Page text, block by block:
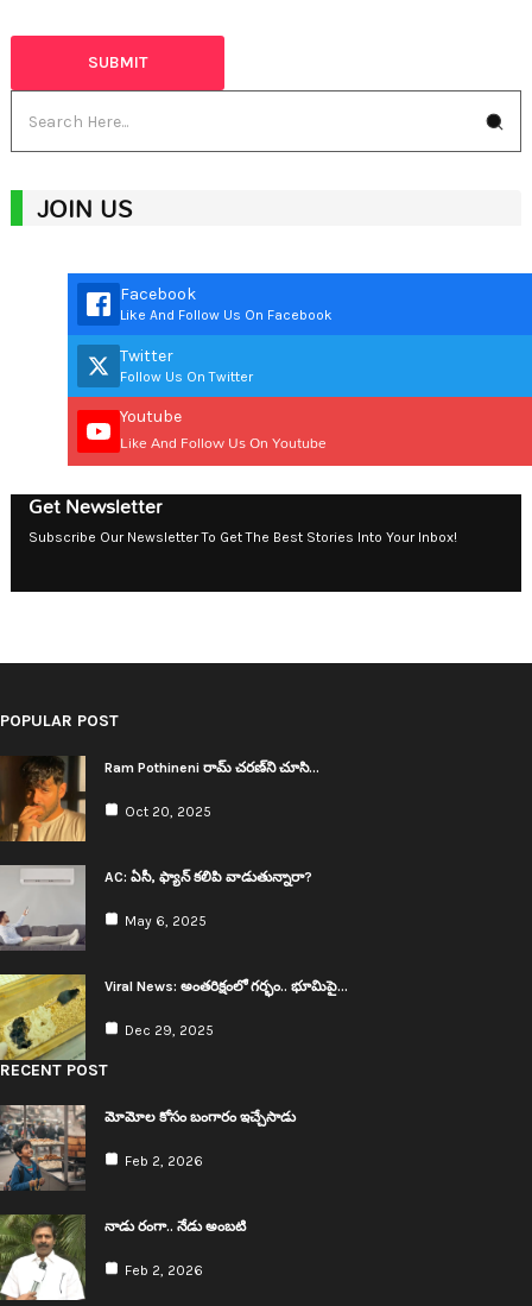
JOIN US
Facebook
Like And Follow Us On Facebook
Twitter
Follow Us On Twitter
Youtube
Like And Follow Us On Youtube
Get Newsletter
Subscribe Our Newsletter To Get The Best Stories Into Your Inbox!
POPULAR POST
Ram Pothineni రామ్ చ‌ర‌ణ్‌ని చూసి…
Oct 20, 2025
AC: ఏసీ, ఫ్యాన్ క‌లిపి వాడుతున్నారా?
May 6, 2025
Viral News: అంత‌రిక్షంలో గ‌ర్భం.. భూమిపై…
Dec 29, 2025
RECENT POST
మోమోల కోసం బంగారం ఇచ్చేసాడు
Feb 2, 2026
నాడు రంగా.. నేడు అంబ‌టి
Feb 2, 2026